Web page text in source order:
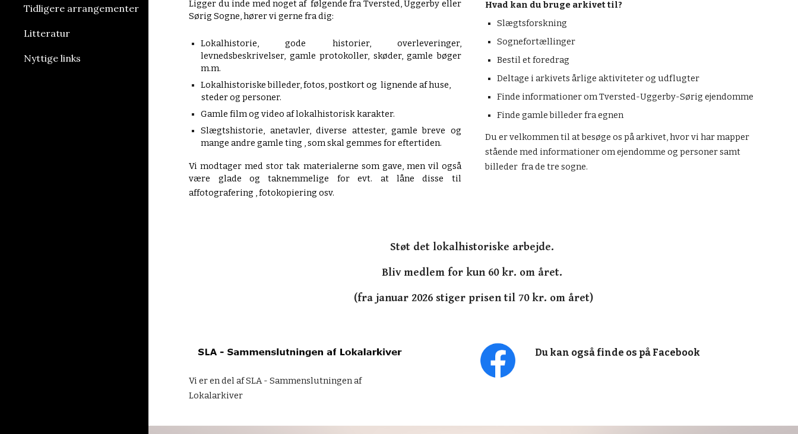
Tidligere arrangementer
Litteratur
Nyttige links
Ligger du inde med noget af følgende fra Tversted, Uggerby eller
Sørig Sogne, hører vi gerne fra dig:
Lokalhistorie, gode historier, overleveringer,
levnedsbeskrivelser, gamle protokoller, skøder, gamle bøger
m.m.
Lokalhistoriske billeder, fotos, postkort og lignende af huse,
steder og personer.
Gamle film og video af lokalhistorisk karakter.
Slægtshistorie, anetavler, diverse attester, gamle breve og
mange andre gamle ting , som skal gemmes for eftertiden.
Vi modtager med stor tak materialerne som gave, men vil også
være glade og taknemmelige for evt. at låne disse til
affotografering , fotokopiering osv.
Hvad kan du bruge arkivet til?
Slægtsforskning
Sognefortællinger
Bestil et foredrag
Deltage i arkivets årlige aktiviteter og udflugter
Finde informationer om Tversted-Uggerby-Sørig ejendomme
Finde gamle billeder fra egnen
Du er velkommen til at besøge os på arkivet, hvor vi har mapper
stående med informationer om ejendomme og personer samt
billeder fra de tre sogne.
Støt det lokalhistoriske arbejde.
Bliv medlem for kun 60 kr. om året.
(fra januar 2026 stiger prisen til 70 kr. om året)
Vi er en del af SLA - Sammenslutningen af
Lokalarkiver
Du kan også finde os på Facebook